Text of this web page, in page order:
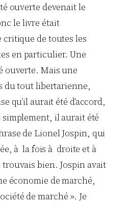
ouverte devenait le
le livre était
de toutes les
en particulier. Une
ouverte. Mais une
du tout libertarienne,
qu’il aurait été d’accord,
il aurait été
de Lionel Jospin, qui
à la fois à droite et à
bien. Jospin avait
économie de marché,
de marché ». Je